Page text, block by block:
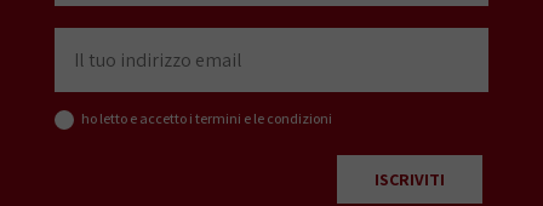
ho letto e accetto i termini e le condizioni